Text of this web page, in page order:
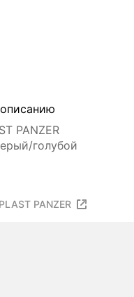
PANZER
голубой
PANZER